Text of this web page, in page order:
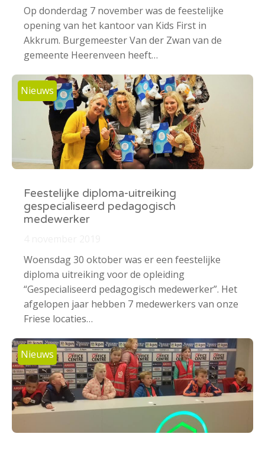
Op donderdag 7 november was de feestelijke
opening van het kantoor van Kids First in
Akkrum. Burgemeester Van der Zwan van de
gemeente Heerenveen heeft…
Nieuws
Feestelijke diploma-uitreiking
gespecialiseerd pedagogisch
medewerker
Woensdag 30 oktober was er een feestelijke
diploma uitreiking voor de opleiding
“Gespecialiseerd pedagogisch medewerker”. Het
afgelopen jaar hebben 7 medewerkers van onze
Friese locaties…
Nieuws